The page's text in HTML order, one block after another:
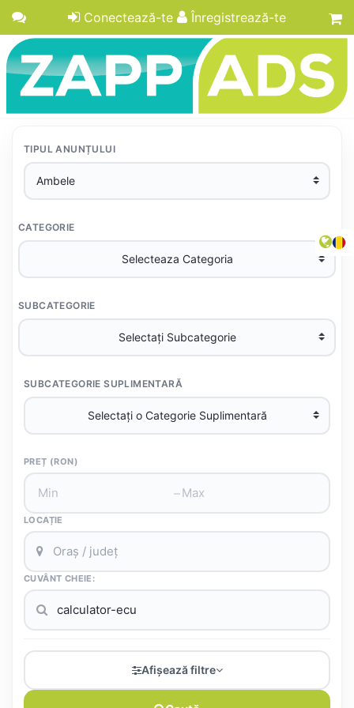
Conectează-te Înregistrează-te
TIPUL ANUNȚULUI
CATEGORIE
SUBCATEGORIE
SUBCATEGORIE SUPLIMENTARĂ
PREȚ (RON)
–
LOCAȚIE
CUVÂNT CHEIE:
Afișează filtre